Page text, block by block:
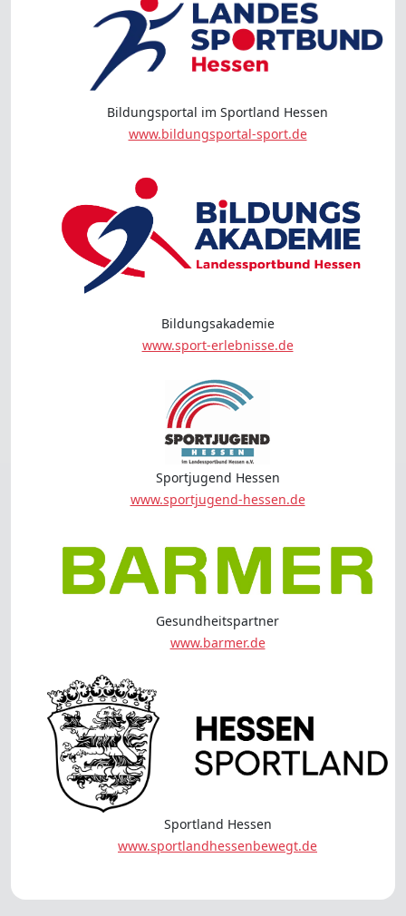
Bildungsportal im Sportland Hessen
www.bildungsportal-sport.de
Bildungsakademie
www.sport-erlebnisse.de
Sportjugend Hessen
www.sportjugend-hessen.de
Gesundheitspartner
www.barmer.de
Sportland Hessen
www.sportlandhessenbewegt.de